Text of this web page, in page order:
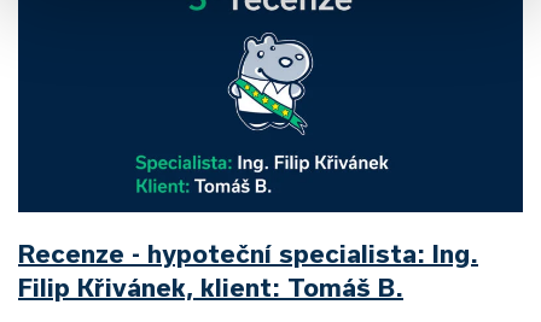
Recenze - hypoteční specialista: Ing.
Filip Křivánek, klient: Tomáš B.